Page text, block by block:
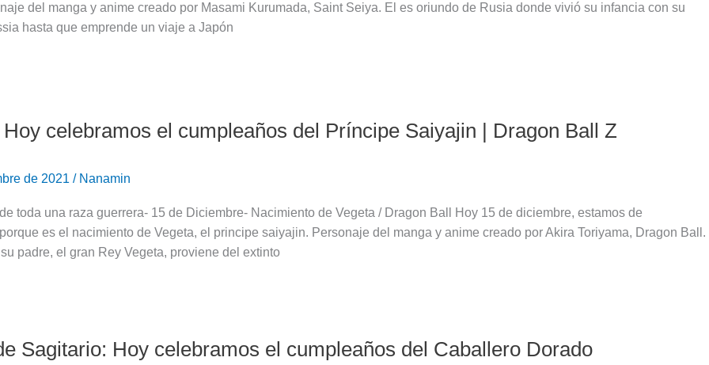
del manga y anime creado por Masami Kurumada, Saint Seiya. El es oriundo de Rusia donde vivió su infancia con su
hasta que emprende un viaje a Japón
celebramos el cumpleaños del Príncipe Saiyajin | Dragon Ball Z
de 2021 / Nanamin
toda una raza guerrera- 15 de Diciembre- Nacimiento de Vegeta / Dragon Ball Hoy 15 de diciembre, estamos de
es el nacimiento de Vegeta, el principe saiyajin. Personaje del manga y anime creado por Akira Toriyama, Dragon Ball.
padre, el gran Rey Vegeta, proviene del extinto
Sagitario: Hoy celebramos el cumpleaños del Caballero Dorado